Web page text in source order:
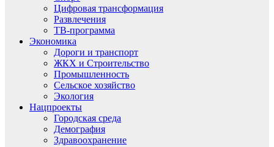
Цифровая трансформация
Развлечения
ТВ-программа
Экономика
Дороги и транспорт
ЖКХ и Строительство
Промышленность
Сельское хозяйство
Экология
Нацпроекты
Городская среда
Демография
Здравоохранение